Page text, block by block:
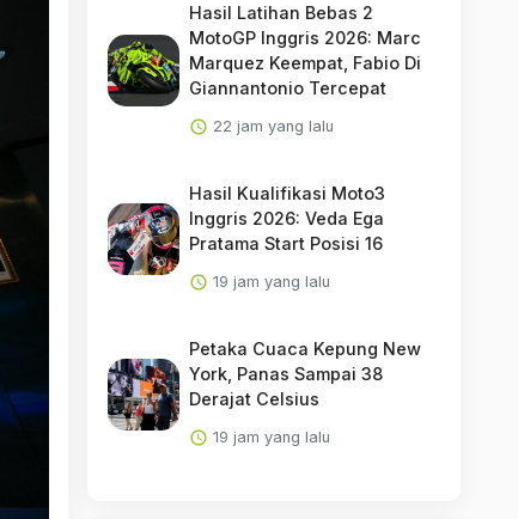
Hasil Latihan Bebas 2
MotoGP Inggris 2026: Marc
Marquez Keempat, Fabio Di
Giannantonio Tercepat
22 jam yang lalu
Hasil Kualifikasi Moto3
Inggris 2026: Veda Ega
Pratama Start Posisi 16
19 jam yang lalu
Petaka Cuaca Kepung New
York, Panas Sampai 38
Derajat Celsius
19 jam yang lalu